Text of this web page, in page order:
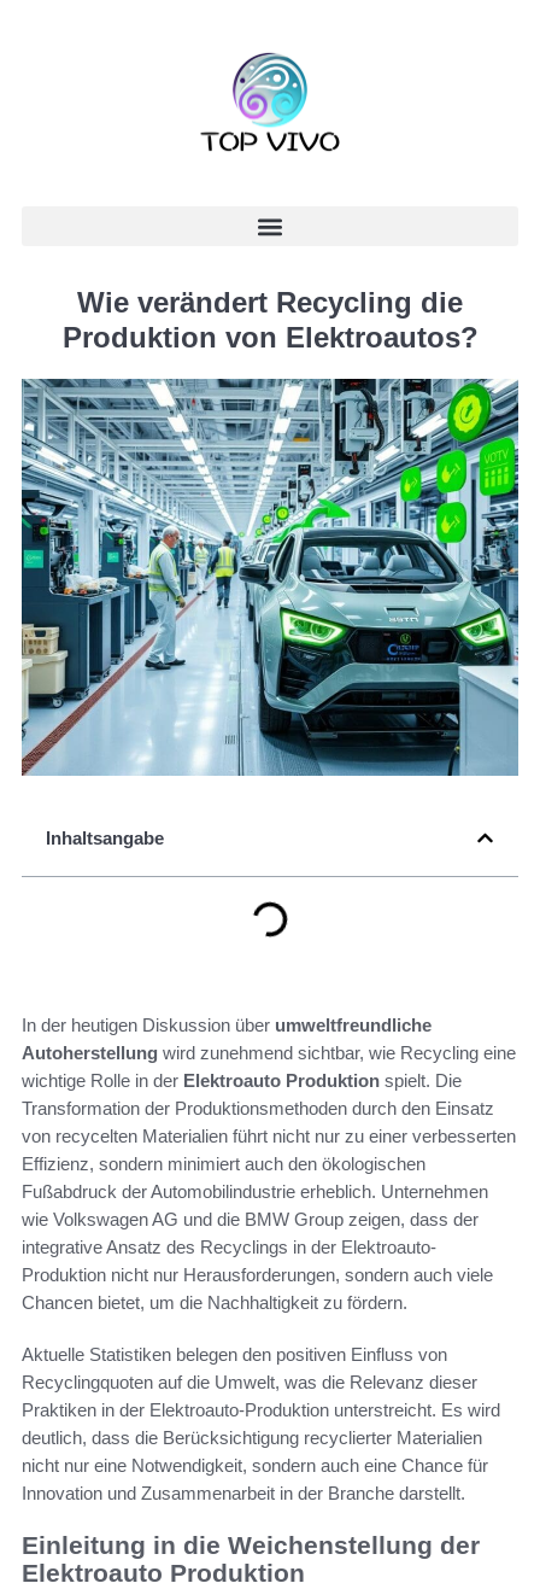
Wie verändert Recycling die
Produktion von Elektroautos?
Inhaltsangabe
In der heutigen Diskussion über umweltfreundliche
Autoherstellung wird zunehmend sichtbar, wie Recycling eine
wichtige Rolle in der Elektroauto Produktion spielt. Die
Transformation der Produktionsmethoden durch den Einsatz
von recycelten Materialien führt nicht nur zu einer verbesserten
Effizienz, sondern minimiert auch den ökologischen
Fußabdruck der Automobilindustrie erheblich. Unternehmen
wie Volkswagen AG und die BMW Group zeigen, dass der
integrative Ansatz des Recyclings in der Elektroauto-
Produktion nicht nur Herausforderungen, sondern auch viele
Chancen bietet, um die Nachhaltigkeit zu fördern.
Aktuelle Statistiken belegen den positiven Einfluss von
Recyclingquoten auf die Umwelt, was die Relevanz dieser
Praktiken in der Elektroauto-Produktion unterstreicht. Es wird
deutlich, dass die Berücksichtigung recyclierter Materialien
nicht nur eine Notwendigkeit, sondern auch eine Chance für
Innovation und Zusammenarbeit in der Branche darstellt.
Einleitung in die Weichenstellung der
Elektroauto Produktion